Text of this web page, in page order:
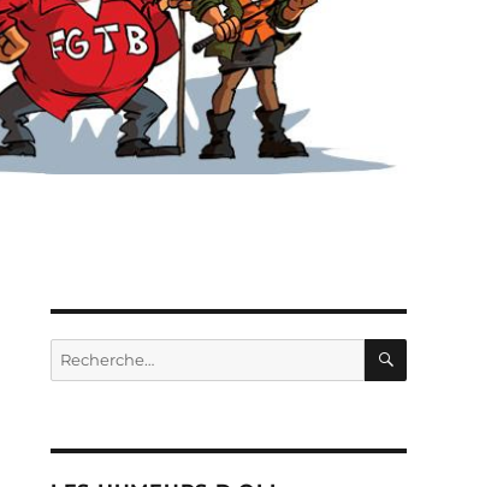
Recherche
pour :